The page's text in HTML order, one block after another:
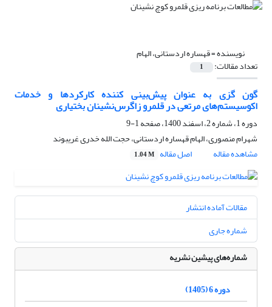
نویسنده =قهساره اردستانی، الهام
تعداد مقالات: 1
گون گزی به عنوان پیش‌بینی کننده کارکردها و خدمات
اکوسیستم‌های مرتعی در قلمرو زاگرس‌نشینان بختیاری
دوره 1، شماره 2، اسفند 1400، صفحه
1-9
شهرام منصوری، الهام قهساره اردستانی، حجت الله خدری غریبوند
مشاهده مقاله
اصل مقاله 1.04 M
مقالات آماده انتشار
شماره جاری
شماره‌های پیشین نشریه
دوره 6 (1405)